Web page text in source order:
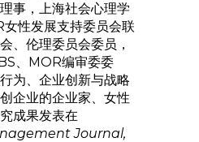
事，上海社会心理学
性发展支持委员会联
、伦理委员会委员，
、MOR编审委委
为、企业创新与战略
企业的企业家、女性
成果发表在
Journal,